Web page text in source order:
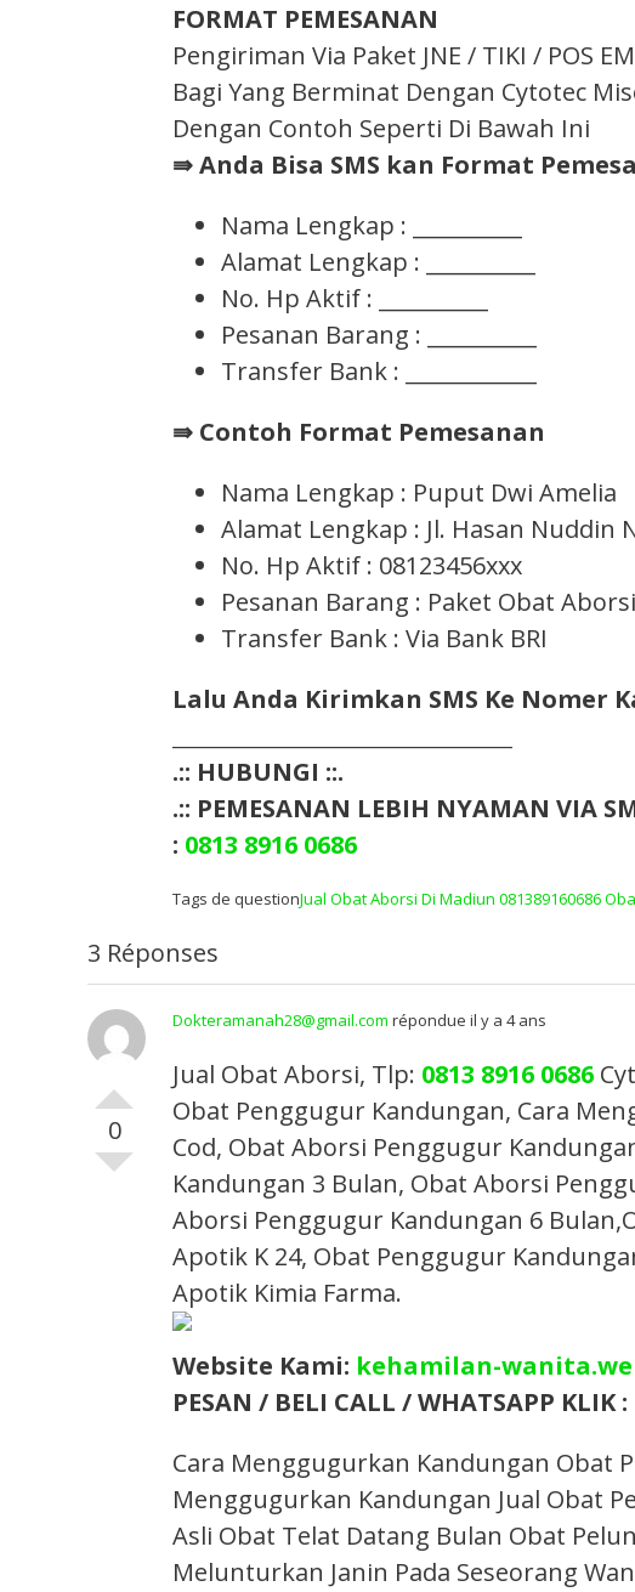
FORMAT PEMESANAN
Pengiriman Via Paket JNE / TIKI / POS
Bagi Yang Berminat Dengan Cytotec
Dengan Contoh Seperti Di Bawah Ini
⇛ Anda Bisa SMS kan Format
Nama Lengkap : __________
Alamat Lengkap : __________
No. Hp Aktif : __________
Pesanan Barang : __________
Transfer Bank : ____________
⇛ Contoh Format Pemesanan
Nama Lengkap : Puput Dwi Amelia
Alamat Lengkap : Jl. Hasan Nuddin
No. Hp Aktif : 08123456xxx
Pesanan Barang : Paket Obat
Transfer Bank : Via Bank BRI
Lalu Anda Kirimkan SMS Ke Nomer
.:: HUBUNGI ::.
.:: PEMESANAN LEBIH NYAMAN VIA
: 0813 8916 0686
Tags de questionJual Obat Aborsi Di Madiun 081389160686
3 Réponses
0
Dokteramanah28@gmail.com répondue il y a 4 ans
Jual Obat Aborsi, Tlp: 0813 8916 0686
Obat Penggugur Kandungan, Cara
Cod, Obat Aborsi Penggugur
Kandungan 3 Bulan, Obat Aborsi
Aborsi Penggugur Kandungan 6
Apotik K 24, Obat Penggugur
Apotik Kimia Farma.​
Website Kami: kehamilan-
PESAN / BELI CALL / WHATSAPP KLIK :
Cara Menggugurkan Kandungan Obat
Menggugurkan Kandungan Jual Obat
Asli Obat Telat Datang Bulan Obat
Melunturkan Janin Pada Seseorang